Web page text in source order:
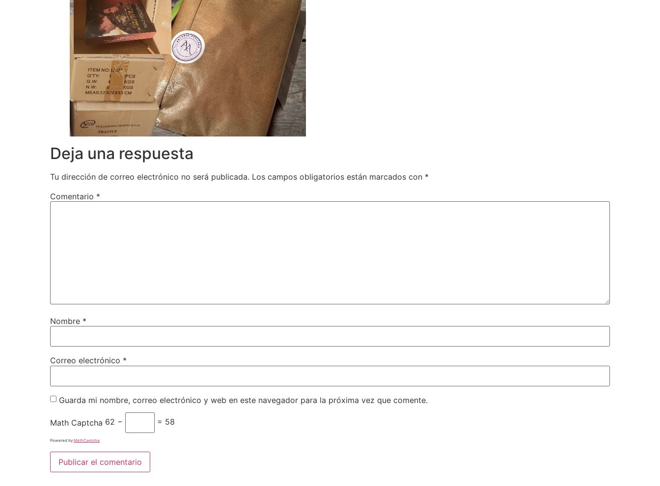
Deja una respuesta
Tu dirección de correo electrónico no será publicada. Los campos obligatorios están marcados con *
Comentario *
Nombre *
Correo electrónico *
Guarda mi nombre, correo electrónico y web en este navegador para la próxima vez que comente.
Math Captcha 62 − = 58
Powered by MathCaptcha